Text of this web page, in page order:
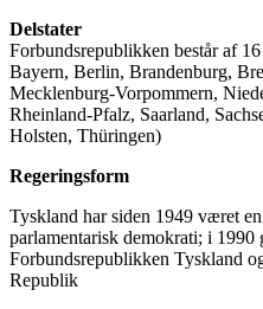
Delstater
Forbundsrepublikken består af
Bayern, Berlin, Brandenburg,
Mecklenburg-Vorpommern,
Rheinland-Pfalz, Saarland,
Holsten, Thüringen)
Regeringsform
Tyskland har siden 1949 været
parlamentarisk demokrati; i 1990
Forbundsrepublikken Tyskland
Republik